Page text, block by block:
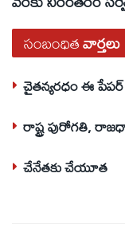
సంబంధితవార్తలు
చైతన్యరధం ఈ పేపర్
రాష్ట్ర పురోగతి,
చేనేతకు చేయూత